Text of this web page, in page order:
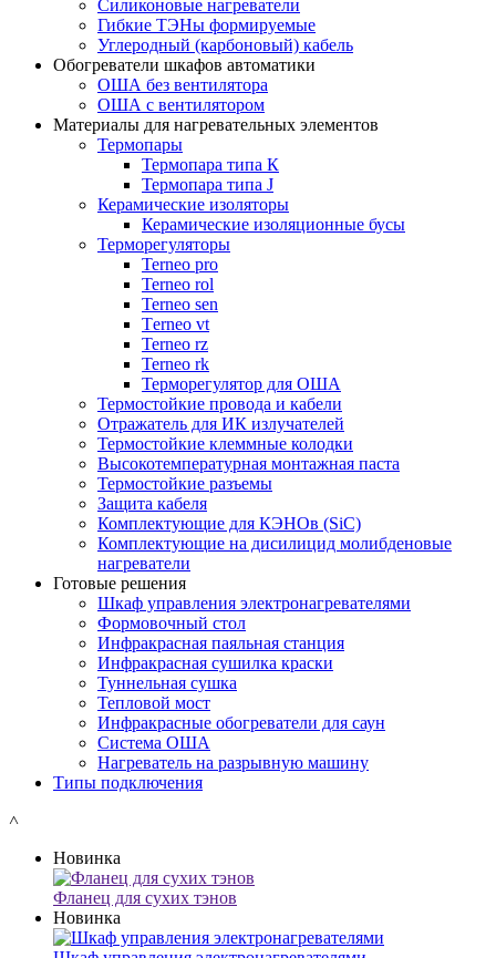
Силиконовые нагреватели
Гибкие ТЭНы формируемые
Углеродный (карбоновый) кабель
Обогреватели шкафов автоматики
ОША без вентилятора
ОША с вентилятором
Материалы для нагревательных элементов
Термопары
Термопара типа К
Термопара типа J
Керамические изоляторы
Керамические изоляционные бусы
Терморегуляторы
Terneo pro
Terneo rol
Terneo sen
Тerneo vt
Terneo rz
Terneo rk
Терморегулятор для ОША
Термостойкие провода и кабели
Отражатель для ИК излучателей
Термостойкие клеммные колодки
Высокотемпературная монтажная паста
Термостойкие разъемы
Защита кабеля
Комплектующие для КЭНОв (SiC)
Комплектующие на дисилицид молибденовые
нагреватели
Готовые решения
Шкаф управления электронагревателями
Формовочный стол
Инфракрасная паяльная станция
Инфракрасная сушилка краски
Туннельная сушка
Тепловой мост
Инфракрасные обогреватели для саун
Система ОША
Нагреватель на разрывную машину
Типы подключения
˄
Новинка
Фланец для сухих тэнов
Новинка